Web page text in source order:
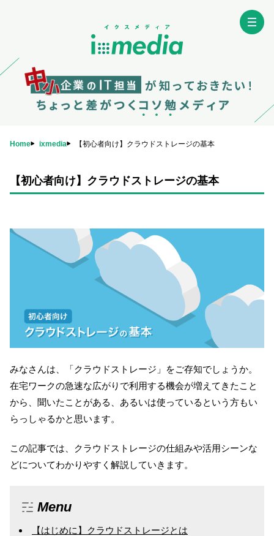
Home 特徴 機能
料金 導入事例 資料ダウンロード
無料トライアル
Home ixmedia 【初心者向け】クラウドストレージの基本
【初心者向け】クラウドストレージの基本
みなさんは、「クラウドストレージ」をご存知でしょうか。
在宅ワークの急速な広がりで利用する機会が増えてきたこと
から、聞いたことがある、あるいは使っているという方もい
らっしゃるかと思います。
この記事では、クラウドストレージの仕組みや活用シーンな
どについてわかりやすく解説していきます。
Menu
【はじめに】クラウドストレージとは